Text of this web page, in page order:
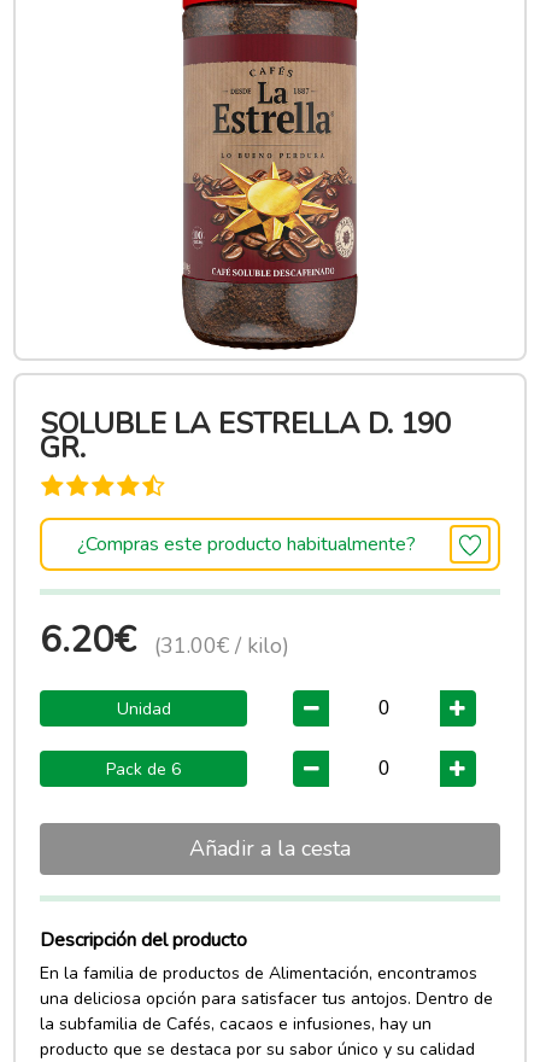
SOLUBLE LA ESTRELLA D. 190
GR.
¿Compras este producto habitualmente?
6.20€ (31.00€ / kilo)
Unidad
Pack de 6
Añadir a la cesta
Descripción del producto
En la familia de productos de Alimentación, encontramos
una deliciosa opción para satisfacer tus antojos. Dentro de
la subfamilia de Cafés, cacaos e infusiones, hay un
producto que se destaca por su sabor único y su calidad